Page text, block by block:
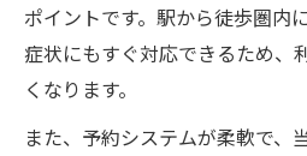
ポイントです。駅から徒歩圏内
症状にもすぐ対応できるため、
くなります。
また、予約システムが柔軟で、